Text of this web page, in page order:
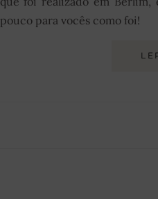
pouco para vocês como foi!